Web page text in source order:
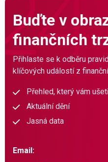
Buďte v
finančních
Přihlaste se k odběru
klíčových událostí z
Přehled, který vám
Aktuální dění
Jasná data
Email: